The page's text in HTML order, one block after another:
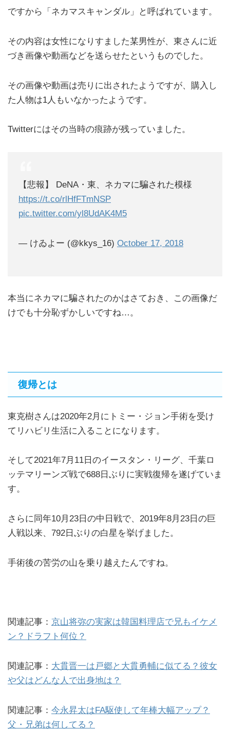
ですから「ネカマスキャンダル」と呼ばれています。
その内容は女性になりすました某男性が、東さんに近
づき画像や動画などを送らせたというものでした。
その画像や動画は売りに出されたようですが、購入し
た人物は1人もいなかったようです。
Twitterにはその当時の痕跡が残っていました。
【悲報】 DeNA・東、ネカマに騙された模様
https://t.co/rlHfFTmNSP
pic.twitter.com/yl8UdAK4M5
— けゐよー (@kkys_16) October 17, 2018
本当にネカマに騙されたのかはさておき、この画像だ
けでも十分恥ずかしいですね…。
復帰とは
東克樹さんは2020年2月にトミー・ジョン手術を受け
てリハビリ生活に入ることになります。
そして2021年7月11日のイースタン・リーグ、千葉ロ
ッテマリーンズ戦で688日ぶりに実戦復帰を遂げていま
す。
さらに同年10月23日の中日戦で、2019年8月23日の巨
人戦以来、792日ぶりの白星を挙げました。
手術後の苦労の山を乗り越えたんですね。
関連記事： 京山将弥の実家は韓国料理店で兄もイケメ
ン？ドラフト何位？
関連記事： 大貫晋一は戸郷と大貫勇輔に似てる？彼女
や父はどんな人で出身地は？
関連記事： 今永昇太はFA駆使して年棒大幅アップ？
父・兄弟は何してる？